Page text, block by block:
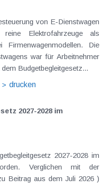
von E-Dienstwagen
Elektrofahrzeuge als
Firmenwagenmodellen. Die
war für Arbeitnehmer
Budgetbegleitgesetz...
drucken
2027-2028 im
2027-2028 im
Verglichen mit der
Beitrag aus dem Juli 2026 )